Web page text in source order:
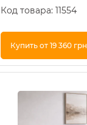
Код товара: 11554
Купить от 19 360 грн
Купить в 1 клик